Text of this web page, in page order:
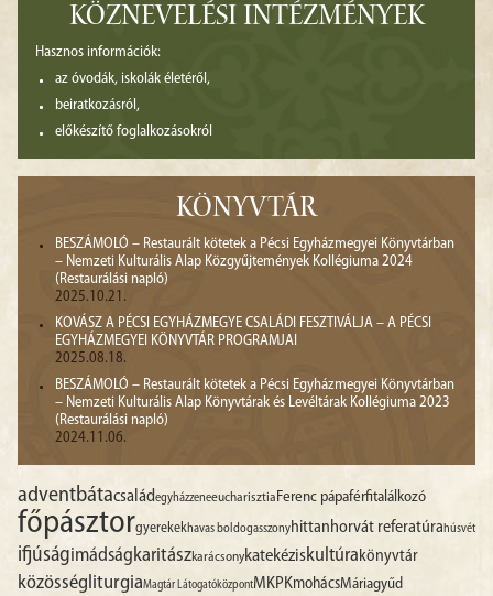
KÖZNEVELÉSI INTÉZMÉNYEK
Hasznos információk:
az óvodák, iskolák életéről,
beiratkozásról,
előkészítő foglalkozásokról
KÖNYVTÁR
BESZÁMOLÓ – Restaurált kötetek a Pécsi Egyházmegyei Könyvtárban
– Nemzeti Kulturális Alap Közgyűjtemények Kollégiuma 2024
(Restaurálási napló)
2025.10.21.
KOVÁSZ A PÉCSI EGYHÁZMEGYE CSALÁDI FESZTIVÁLJA – A PÉCSI
EGYHÁZMEGYEI KÖNYVTÁR PROGRAMJAI
2025.08.18.
BESZÁMOLÓ – Restaurált kötetek a Pécsi Egyházmegyei Könyvtárban
– Nemzeti Kulturális Alap Könyvtárak és Levéltárak Kollégiuma 2023
(Restaurálási napló)
2024.11.06.
adventbátacsaládegyházzeneeucharisztia Ferenc pápaférfitalálkozó
főpásztorgyerekekhavas boldogasszonyhittanhorvát referatúrahúsvét
ifjúságimádságkaritászkarácsonykatekéziskultúra könyvtár
közösség liturgiaMagtár LátogatóközpontMKPKmohácsMáriagyűd